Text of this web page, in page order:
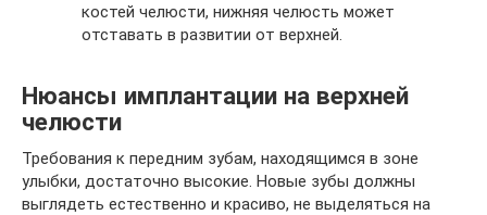
костей челюсти, нижняя челюсть может
отставать в развитии от верхней.
Нюансы имплантации на верхней
челюсти
Требования к передним зубам, находящимся в зоне
улыбки, достаточно высокие. Новые зубы должны
выглядеть естественно и красиво, не выделяться на